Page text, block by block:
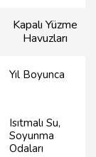
Kapalı Yüzme
Havuzları
Yıl Boyunca
Isıtmalı Su,
Soyunma
Odaları